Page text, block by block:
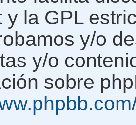
y la GPL
y/o
y/o
sobre